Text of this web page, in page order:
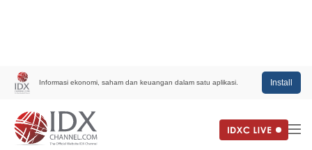
Informasi ekonomi, saham dan keuangan dalam satu aplikasi. Install